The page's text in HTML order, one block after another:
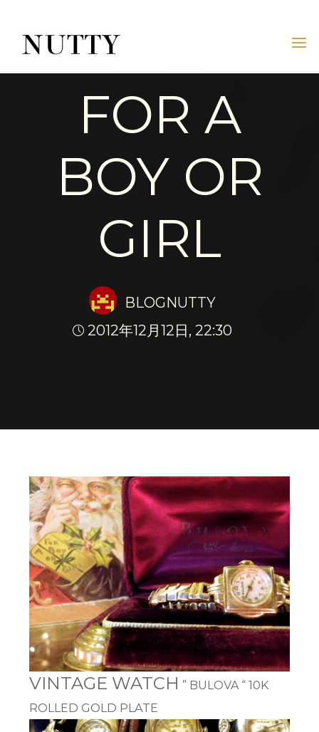
content
NUTTY
NUTTY
FOR A
BOY OR
GIRL
BLOGNUTTY
2012年12月12日, 22:30
VINTAGE WATCH ” BULOVA “ 10K
ROLLED GOLD PLATE